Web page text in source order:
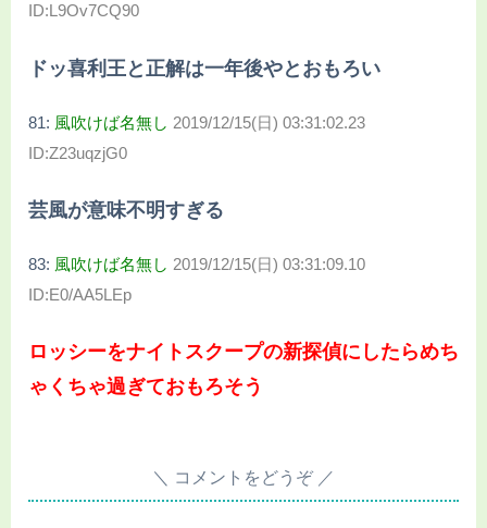
ID:L9Ov7CQ90
ドッ喜利王と正解は一年後やとおもろい
81: 風吹けば名無し 2019/12/15(日) 03:31:02.23
ID:Z23uqzjG0
芸風が意味不明すぎる
83: 風吹けば名無し 2019/12/15(日) 03:31:09.10
ID:E0/AA5LEp
ロッシーをナイトスクープの新探偵にしたらめち
ゃくちゃ過ぎておもろそう
コメントをどうぞ